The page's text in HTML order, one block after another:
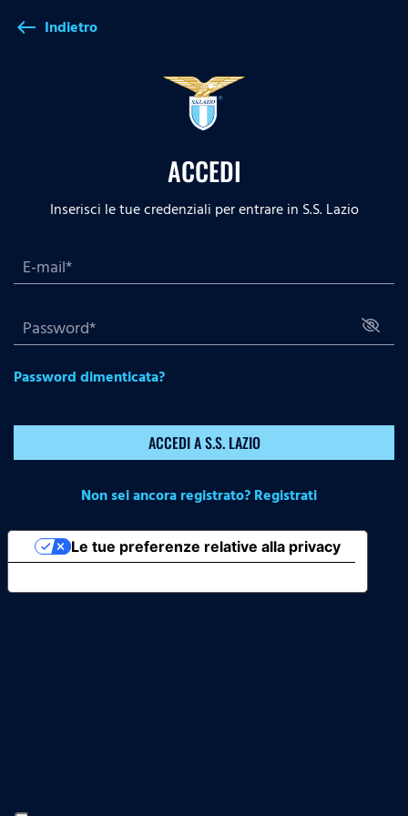
west Indietro
ACCEDI
Inserisci le tue credenziali per entrare in S.S. Lazio
Password dimenticata?
ACCEDI A S.S. LAZIO
Non sei ancora registrato? Registrati
Le tue preferenze relative alla privacy